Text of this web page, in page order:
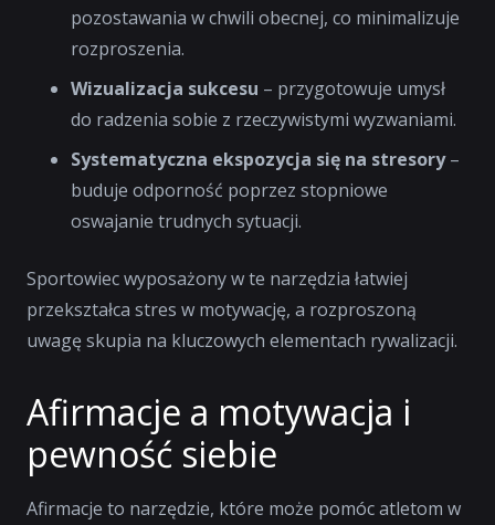
pozostawania w chwili obecnej, co minimalizuje
rozproszenia.
Wizualizacja sukcesu – przygotowuje umysł
do radzenia sobie z rzeczywistymi wyzwaniami.
Systematyczna ekspozycja się na stresory–
buduje odporność poprzez stopniowe
oswajanie trudnych sytuacji.
Sportowiec wyposażony w te narzędzia łatwiej
przekształca stres w motywację, a rozproszoną
uwagę skupia na kluczowych elementach rywalizacji.
Afirmacje a motywacja i
pewność siebie
Afirmacje to narzędzie, które może pomóc atletom w